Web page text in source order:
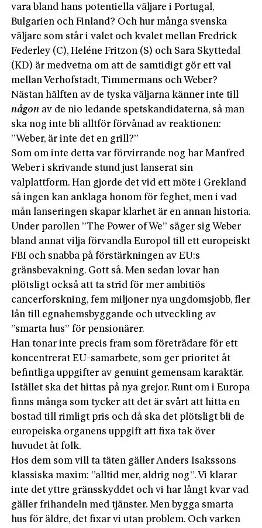
vara bland hans potentiella väljare i Portugal,
Bulgarien och Finland? Och hur många svenska
väljare som står i valet och kvalet mellan Fredrick
Federley (C), Heléne Fritzon (S) och Sara Skyttedal
(KD) är medvetna om att de samtidigt gör ett val
mellan Verhofstadt, Timmermans och Weber?
Nästan hälften av de tyska väljarna känner inte till
någon av de nio ledande spetskandidaterna, så man
ska nog inte bli alltför förvånad av reaktionen:
”Weber, är inte det en grill?”
Som om inte detta var förvirrande nog har Manfred
Weber i skrivande stund just lanserat sin
valplattform. Han gjorde det vid ett möte i Grekland
så ingen kan anklaga honom för feghet, men i vad
mån lanseringen skapar klarhet är en annan historia.
Under parollen ”The Power of We” säger sig Weber
bland annat vilja förvandla Europol till ett europeiskt
FBI och snabba på förstärkningen av EU:s
gränsbevakning. Gott så. Men sedan lovar han
plötsligt också att ta strid för mer ambitiös
cancerforskning, fem miljoner nya ungdomsjobb, fler
lån till egnahemsbyggande och utveckling av
”smarta hus” för pensionärer.
Han tonar inte precis fram som företrädare för ett
koncentrerat EU-samarbete, som ger prioritet åt
befintliga uppgifter av genuint gemensam karaktär.
Istället ska det hittas på nya grejor. Runt om i Europa
finns många som tycker att det är svårt att hitta en
bostad till rimligt pris och då ska det plötsligt bli de
europeiska organens uppgift att fixa tak över
huvudet åt folk.
Hos dem som vill ta täten gäller Anders Isakssons
klassiska maxim: ”alltid mer, aldrig nog”. Vi klarar
inte det yttre gränsskyddet och vi har långt kvar vad
gäller frihandeln med tjänster. Men bygga smarta
hus för äldre, det fixar vi utan problem. Och varken